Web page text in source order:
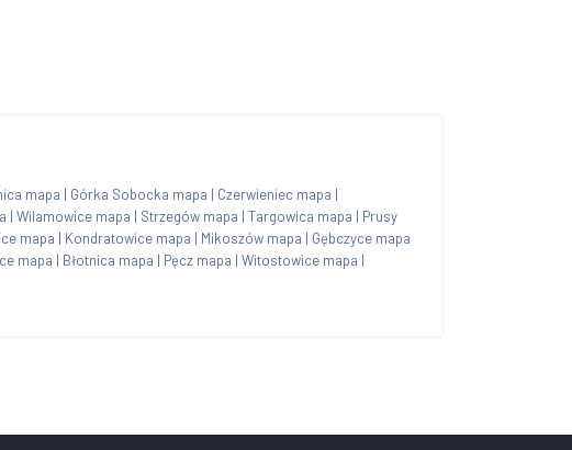
mapa | Górka Sobocka mapa | Czerwieniec mapa |
| Wilamowice mapa | Strzegów mapa | Targowica mapa | Prusy
mapa | Kondratowice mapa | Mikoszów mapa | Gębczyce mapa
mapa | Błotnica mapa | Pęcz mapa | Witostowice mapa |